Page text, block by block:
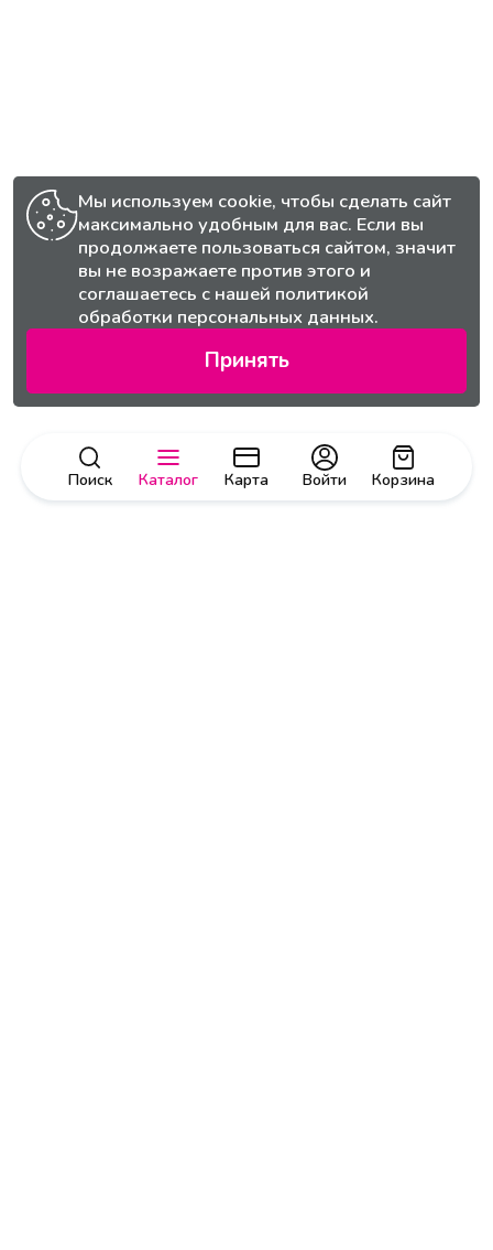
Поиск Каталог Карта Корзина
Войти
Мы используем cookie, чтобы сделать сайт
максимально удобным для вас. Если вы
продолжаете пользоваться сайтом, значит
вы не возражаете против этого и
соглашаетесь с нашей политикой
обработки персональных данных.
Принять